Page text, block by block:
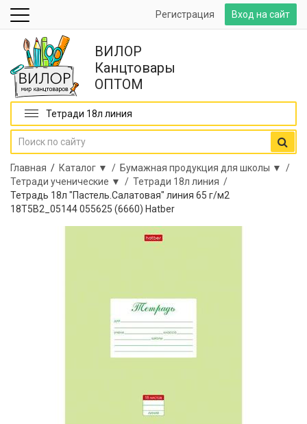
Вход на сайт
Регистрация
ВИЛОР
Канцтовары
ОПТОМ
Тетради 18л линия
Главная / Каталог ▼ / Бумажная продукция для школы ▼ /
Тетради ученические ▼ / Тетради 18л линия /
Тетрадь 18л "Пастель.Салатовая" линия 65 г/м2
18Т5В2_05144 055625 (6660) Hatber